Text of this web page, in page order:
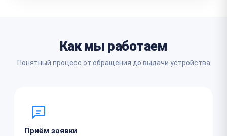
Как мы работаем
Понятный процесс от обращения до выдачи устройства
Приём заявки